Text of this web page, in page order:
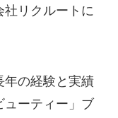
リクルートに
年の経験と実績
ューティー」ブ